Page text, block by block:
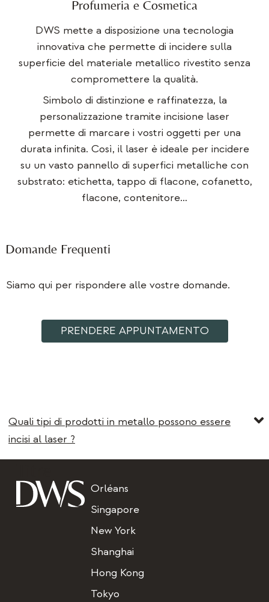
Profumeria e Cosmetica
DWS mette a disposizione una tecnologia
innovativa che permette di incidere sulla
superficie del materiale metallico rivestito senza
compromettere la qualità.
Simbolo di distinzione e raffinatezza, la
personalizzazione tramite incisione laser
permette di marcare i vostri oggetti per una
durata infinita. Così, il laser è ideale per incidere
su un vasto pannello di superfici metalliche con
substrato: etichetta, tappo di flacone, cofanetto,
flacone, contenitore…
Domande Frequenti
Siamo qui per rispondere alle vostre domande.
PRENDERE APPUNTAMENTO
Quali tipi di prodotti in metallo possono essere
incisi al laser ?
Orléans
Singapore
New York
Shanghai
Hong Kong
Tokyo